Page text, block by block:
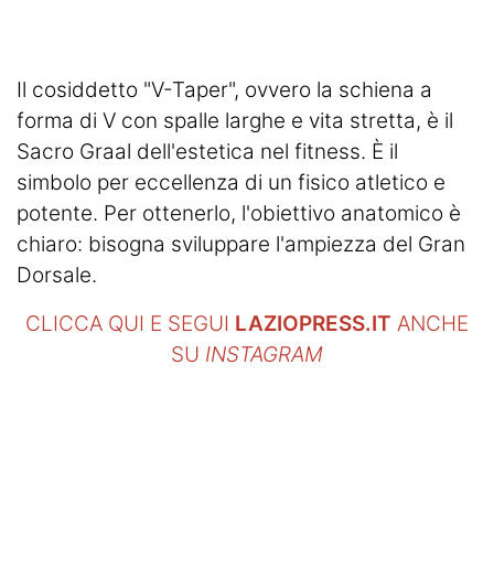
Il cosiddetto "V-Taper", ovvero la schiena a
forma di V con spalle larghe e vita stretta, è il
Sacro Graal dell'estetica nel fitness. È il
simbolo per eccellenza di un fisico atletico e
potente. Per ottenerlo, l'obiettivo anatomico è
chiaro: bisogna sviluppare l'ampiezza del Gran
Dorsale.
CLICCA QUI E SEGUI LAZIOPRESS.IT ANCHE
SU INSTAGRAM